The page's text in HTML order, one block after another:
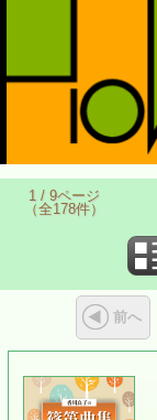
1 / 9ページ
（全178件）
前へ